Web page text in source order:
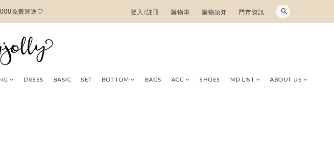
免費運送♡ 登入/註冊 購物車 購物須知 門市資訊
DRESS BASIC SET BOTTOM BAGS ACC SHOES MD LIST ABOUT US